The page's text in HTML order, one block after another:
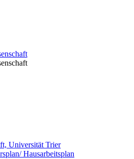
Universität Trier
Hausarbeitsplan